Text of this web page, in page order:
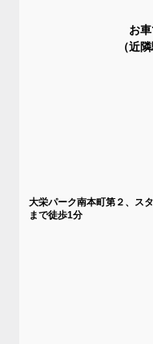
お
（近
大栄パーク南本町第２、ス
まで徒歩1分